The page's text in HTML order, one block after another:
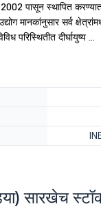
2002 पासून स्थापित
मानकांनुसार सर्व
परिस्थितीत दीर्घायुष्य ...
सारखेच